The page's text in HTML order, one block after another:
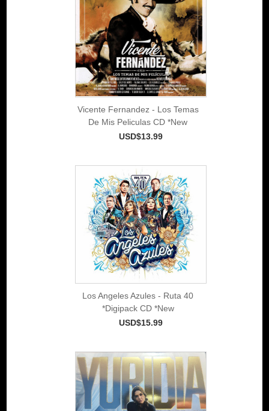
Vicente Fernandez - Los Temas
De Mis Peliculas CD *New
USD$13.99
Los Angeles Azules - Ruta 40
*Digipack CD *New
USD$15.99